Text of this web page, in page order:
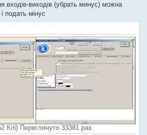
входів-виходів (убрать минус) можна
подать мінус
Кіб) Переглянуто 33381 раз